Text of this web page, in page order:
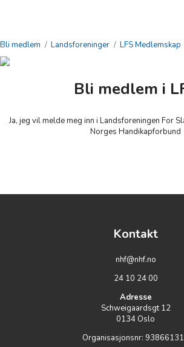
BLI MEDLEM
ABONNER PÅ NYHETSBREV
Bli medlem / Landsforeninger / LFS Medlemskap
Bli medlem i
Ja, jeg vil melde meg inn i Landsforeningen For
Norges Handikapforbund
Kontakt
nhf@nhf.no
24 10 24 00
Adresse
Schweigaardsgt 12
0134 Oslo
Organisasjonsnr: